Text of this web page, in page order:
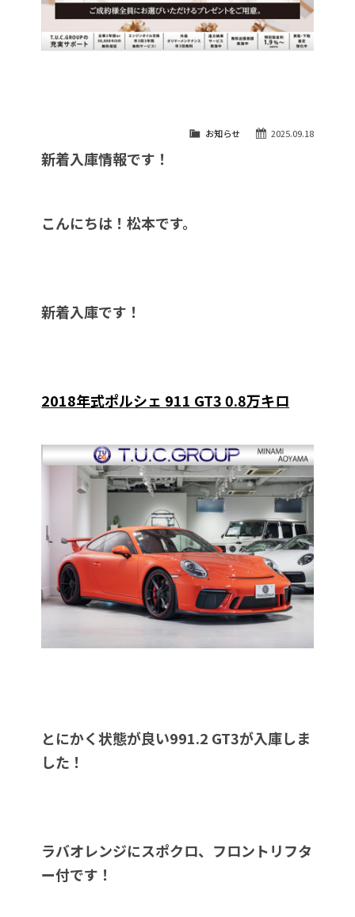
2025.09.18
お知らせ
新着入庫情報です！
こんにちは！松本です。
新着入庫です！
2018年式ポルシェ 911 GT3 0.8万キロ
とにかく状態が良い991.2 GT3が入庫しま
した！
ラバオレンジにスポクロ、フロントリフタ
ー付です！